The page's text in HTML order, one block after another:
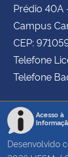
Prédio 40A
Campus
CEP:
Telefone
Telefone
Acesso à
Desenvolvido